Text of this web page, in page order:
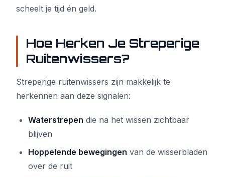
scheelt je tijd én geld.
Hoe Herken Je Streperige
Ruitenwissers?
Streperige ruitenwissers zijn makkelijk te
herkennen aan deze signalen:
Waterstrepen die na het wissen zichtbaar
blijven
Hoppelende bewegingen van de wisserbladen
over de ruit